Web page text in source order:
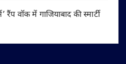
रैंप वॉक में गाजियाबाद की स्मार्टी